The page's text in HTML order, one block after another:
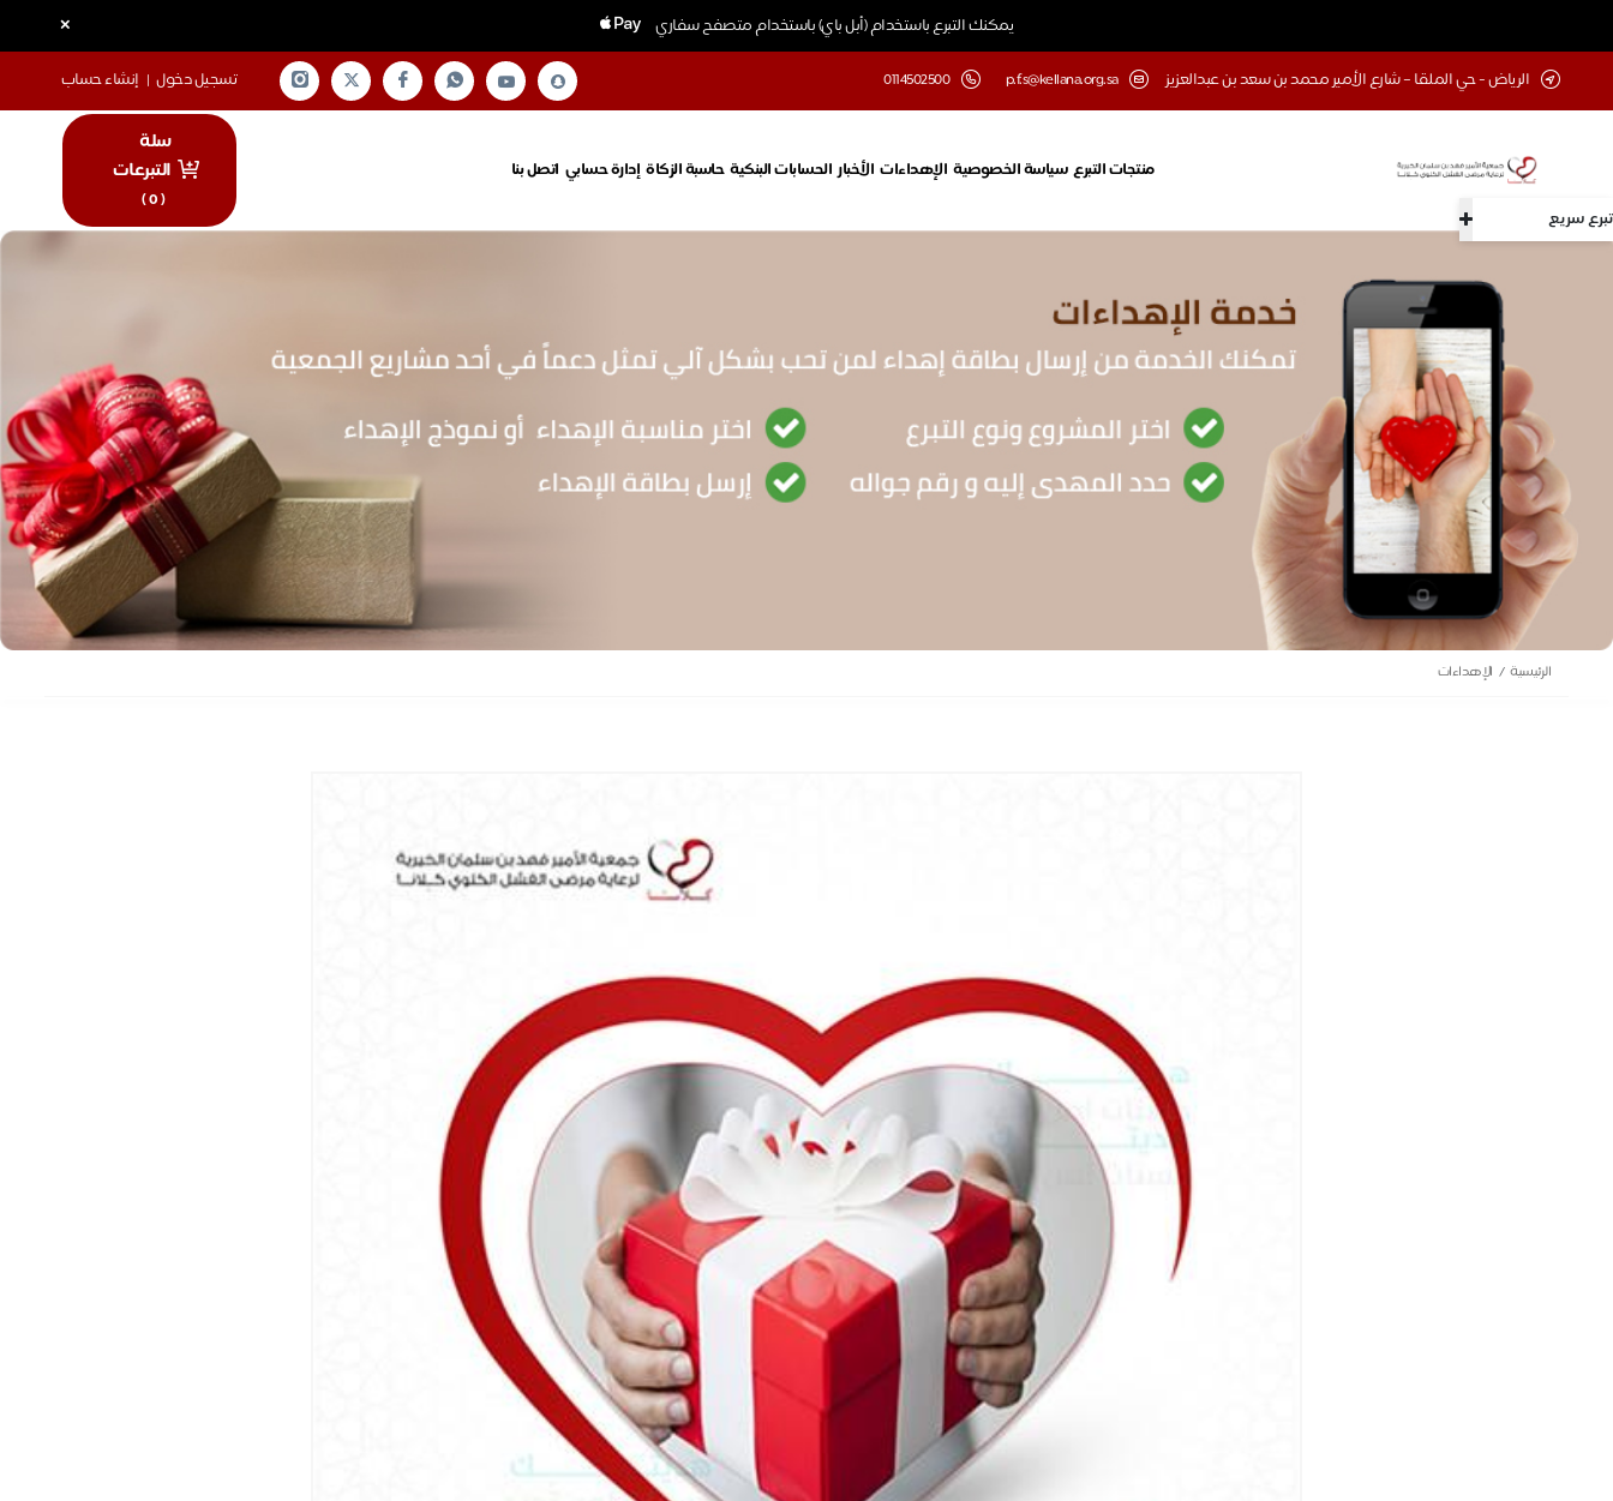
يمكنك التبرع باستخدام (أبل باي) باستخدام متصفح سفاري ×
تبرع سريع
الرياض - حي الملقا – شارع الأمير محمد بن سعد بن عبدالعزيز p.f.s@kellana.org.sa
0114502500 تسجيل دخول | إنشاء حساب
منتجات التبرع سياسة الخصوصية الإهداءات الأخبار الحسابات البنكية حاسبة الزكاة إدارة حسابي اتصل بنا
سلة
التبرعات
(
0
)
الرئيسية الإهداءات